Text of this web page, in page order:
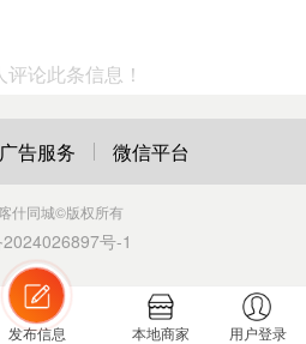
论此条信息！
发布信息 本地商家 用户登录
广告服务 微信平台
什同城©版权所有
号-1